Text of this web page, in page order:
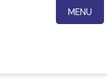
MENU